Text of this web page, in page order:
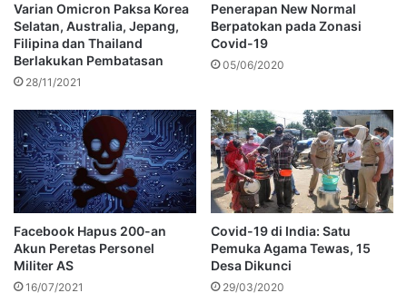
Varian Omicron Paksa Korea
Selatan, Australia, Jepang,
Filipina dan Thailand
Berlakukan Pembatasan
28/11/2021
Penerapan New Normal
Berpatokan pada Zonasi
Covid-19
05/06/2020
Facebook Hapus 200-an
Akun Peretas Personel
Militer AS
16/07/2021
Covid-19 di India: Satu
Pemuka Agama Tewas, 15
Desa Dikunci
29/03/2020